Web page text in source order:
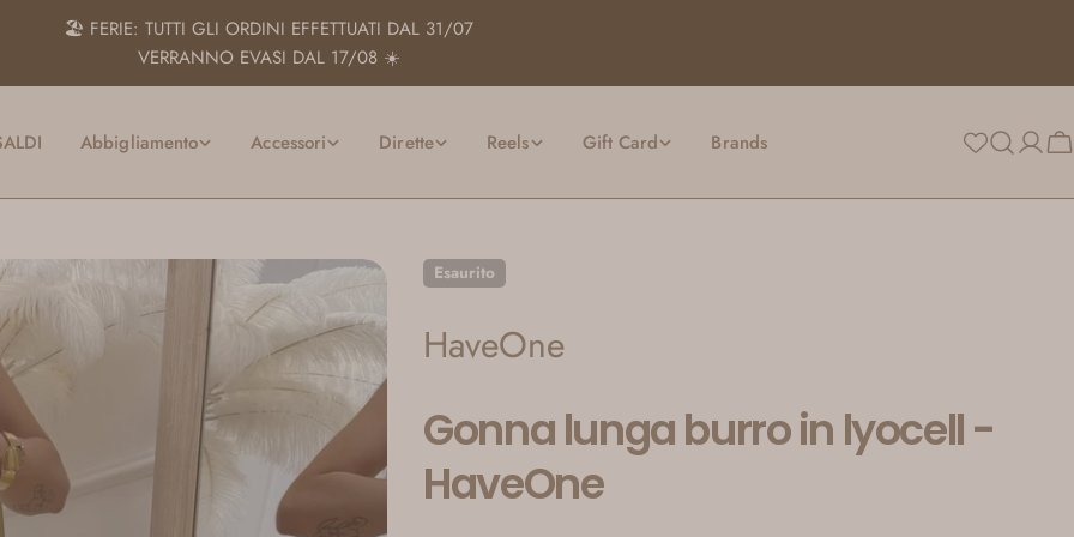
🏖️ FERIE: TUTTI GLI ORDINI EFFETTUATI DAL 31/07
VERRANNO EVASI DAL 17/08 ☀️
Abbigliamento Accessori Dirette Reels Gift Card Brands Login
Esaurito
HaveOne
Gonna lunga burro in lyocell -
HaveOne